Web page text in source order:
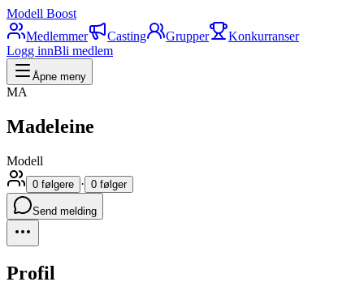
Modell Boost
Medlemmer
Casting Grupper
Konkurranser
Logg innBli medlem
Åpne meny
MA
Madeleine
Modell
0 følgere · 0 følger
Send melding
Profil